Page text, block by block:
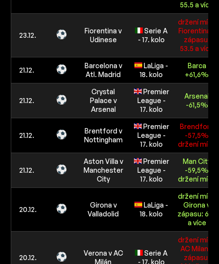
55.5 a více
23.12.
Fiorentina v
Udinese
Serie A
- 17. kolo
držení míče
Fiorentina v
zápasu:
53.5 a více
21.12.
Barcelona v
Atl. Madrid
LaLiga -
18. kolo
Barca
+61,6%
21.12.
Crystal
Palace v
Arsenal
Premier
League -
17. kolo
Arsenal
-61,5%
21.12.
Brentford v
Nottingham
Premier
League -
17. kolo
Brendford
-57,5%
držení míče
21.12.
Aston Villa v
Manchester
City
Premier
League -
17. kolo
Man City
-59,5%
držení míče
20.12.
Girona v
Valladolid
LaLiga -
18. kolo
držení míče
Girona v
zápasu: 61.6
a více
20.12.
Verona v AC
Milán
Serie A
- 17. kolo
držení míče
AC Milan v
zápasu: